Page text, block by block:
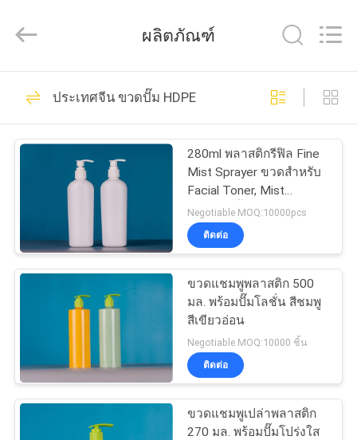
บ้าน
สินค้า
กับ
เรา
โรงงาน
สำอาง
Copyright
2021
plasticpumpspraybottles.com.
ขวดสเปรย์เครื่อง
สำอางเปล่า
49
ขวดสเปรย์ HDPE
44
33
ผลิตภัณฑ์
ประเทศจีน ขวดปั๊ม HDPE
280ml พลาสติกรีฟิล Fine
Mist Sprayer ขวดสำหรับ
Facial Toner, Mist
Sprayer, น้ำหอมเครื่องสำ
อางค์บรรจุ Skin Care
Negotiable MOQ:10000pcs
ติดต่อ
ขวดแชมพูพลาสติก 500
มล. พร้อมปั๊มโลชั่น สีชมพู
สีเขียวอ่อน
Negotiable MOQ:10000 ชิ้น
ติดต่อ
ขวดแชมพูเปล่าพลาสติก
270 มล. พร้อมปั๊มโปร่งใส